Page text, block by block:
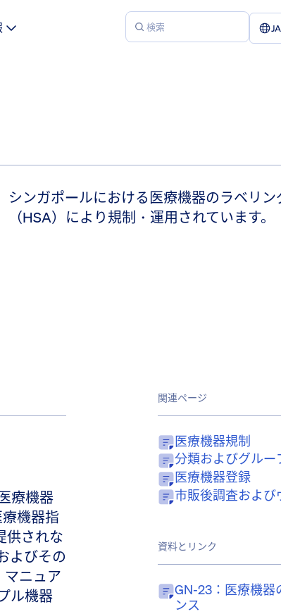
JA
シンガポールにおける医療機器のラベリ
（HSA）により規制・運用されています。
療機器
機器指
供されな
よびその
ニュア
ル機器
関連ページ
医療機器規制
分類およびグルー
医療機器登録
市販後調査および
資料とリンク
GN-23：医療機器
ンス